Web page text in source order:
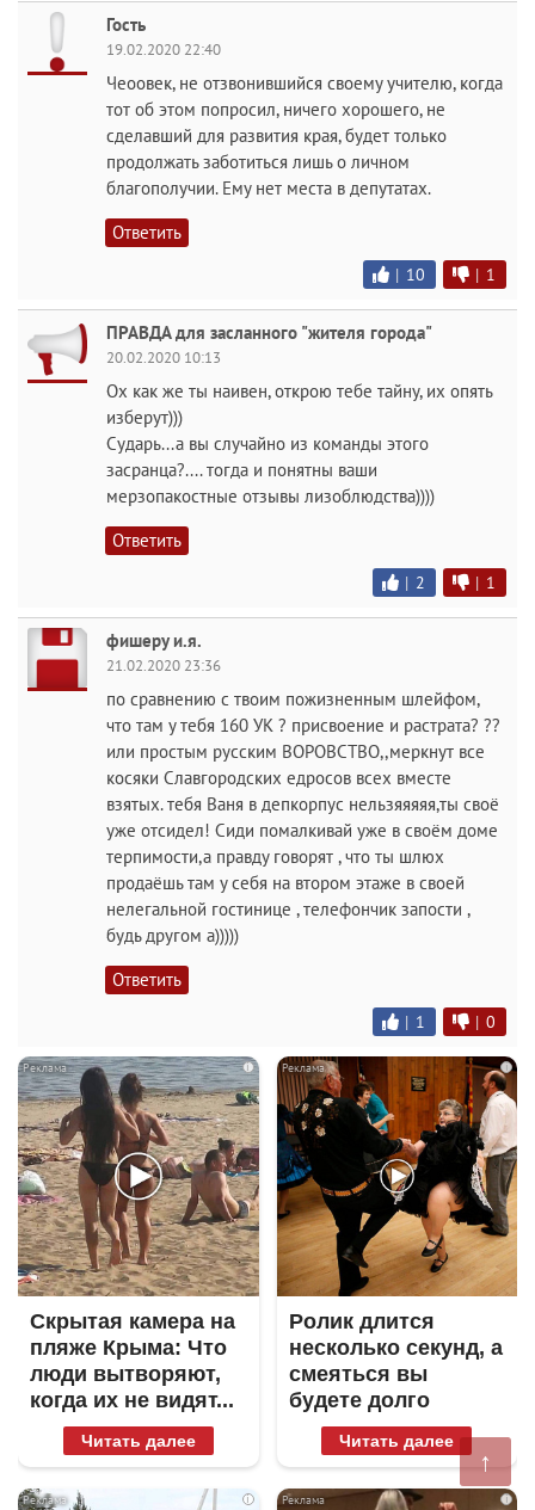
Гость
19.02.2020 22:40
Чеоовек, не отзвонившийся своему учителю, когда
тот об этом попросил, ничего хорошего, не
сделавший для развития края, будет только
продолжать заботиться лишь о личном
благополучии. Ему нет места в депутатах.
Ответить
| 10 | 1
ПРАВДА для засланного "жителя города"
20.02.2020 10:13
Ох как же ты наивен, открою тебе тайну, их опять
изберут)))
Сударь...а вы случайно из команды этого
засранца?.... тогда и понятны ваши
мерзопакостные отзывы лизоблюдства))))
Ответить
| 2 | 1
фишеру и.я.
21.02.2020 23:36
по сравнению с твоим пожизненным шлейфом,
что там у тебя 160 УК ? присвоение и растрата? ??
или простым русским ВОРОВСТВО,,меркнут все
косяки Славгородских едросов всех вместе
взятых. тебя Ваня в депкорпус нельзяяяяя,ты своё
уже отсидел! Сиди помалкивай уже в своём доме
терпимости,а правду говорят , что ты шлюх
продаёшь там у себя на втором этаже в своей
нелегальной гостинице , телефончик запости ,
будь другом а)))))
Ответить
| 1 | 0
i
Скрытая камера на
пляже Крыма: Что
люди вытворяют,
когда их не видят...
Читать далее
i
Ролик длится
несколько секунд, а
смеяться вы
будете долго
Читать далее
i i
↑